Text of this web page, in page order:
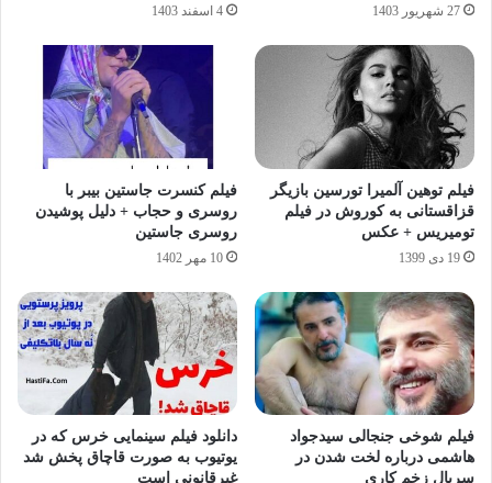
27 شهریور 1403 4 اسفند 1403
فیلم توهین آلمیرا تورسین بازیگر
قزاقستانی به کوروش در فیلم
تومیریس + عکس
19 دی 1399
فیلم کنسرت جاستین بیبر با
روسری و حجاب + دلیل پوشیدن
روسری جاستین
10 مهر 1402
فیلم شوخی جنجالی سیدجواد
هاشمی درباره لخت شدن در
سریال زخم کاری
دانلود فیلم سینمایی خرس که در
یوتیوب به صورت قاچاق پخش شد
غیرقانونی است